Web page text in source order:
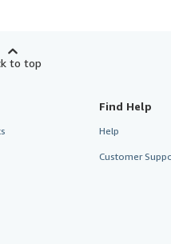
to top
Find Help
Help
Customer